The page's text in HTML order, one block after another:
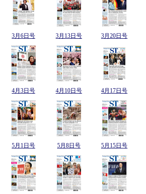
3月6日号 3月13日号 3月20日号
4月3日号 4月10日号 4月17日号
5月1日号 5月8日号 5月15日号